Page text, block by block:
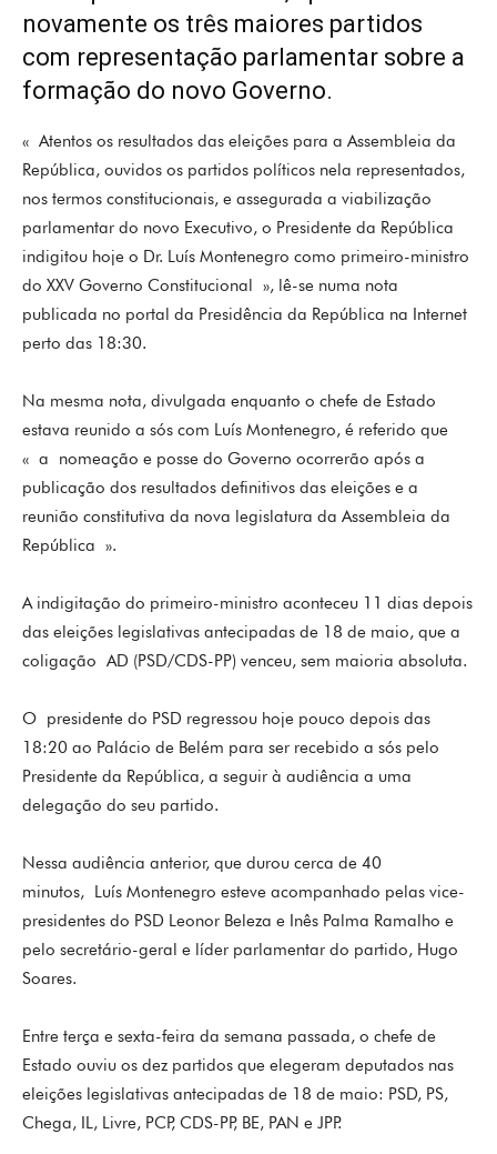
novamente os três maiores partidos
com representação parlamentar sobre a
formação do novo Governo.
« Atentos os resultados das eleições para a Assembleia da
República, ouvidos os partidos políticos nela representados,
nos termos constitucionais, e assegurada a viabilização
parlamentar do novo Executivo, o Presidente da República
indigitou hoje o Dr. Luís Montenegro como primeiro-ministro
do XXV Governo Constitucional », lê-se numa nota
publicada no portal da Presidência da República na Internet
perto das 18:30.
Na mesma nota, divulgada enquanto o chefe de Estado
estava reunido a sós com Luís Montenegro, é referido que
« a nomeação e posse do Governo ocorrerão após a
publicação dos resultados definitivos das eleições e a
reunião constitutiva da nova legislatura da Assembleia da
República ».
A indigitação do primeiro-ministro aconteceu 11 dias depois
das eleições legislativas antecipadas de 18 de maio, que a
coligação AD (PSD/CDS-PP) venceu, sem maioria absoluta.
O presidente do PSD regressou hoje pouco depois das
18:20 ao Palácio de Belém para ser recebido a sós pelo
Presidente da República, a seguir à audiência a uma
delegação do seu partido.
Nessa audiência anterior, que durou cerca de 40
minutos, Luís Montenegro esteve acompanhado pelas vice-
presidentes do PSD Leonor Beleza e Inês Palma Ramalho e
pelo secretário-geral e líder parlamentar do partido, Hugo
Soares.
Entre terça e sexta-feira da semana passada, o chefe de
Estado ouviu os dez partidos que elegeram deputados nas
eleições legislativas antecipadas de 18 de maio: PSD, PS,
Chega, IL, Livre, PCP, CDS-PP, BE, PAN e JPP.